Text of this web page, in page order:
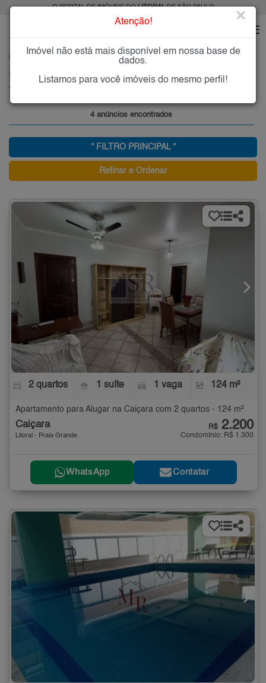
O PORTAL DE IMÓVEIS DOLITORALDE SÃO PAULO
PRAIA GRANDE
Imóveis para Alugar na Caiçara, Praia Grande, SP
Vila Caiçara - Praia Grande, Litoral
4 anúncios encontrados
* FILTRO PRINCIPAL *
Refinar e Ordenar
2 quartos 1 suíte 1 vaga 124 m²
Apartamento para Alugar na Caiçara com 2 quartos - 124 m²
Caiçara
Litoral - Praia Grande
R$ 2.200
Condomínio: R$ 1.300
WhatsApp Contatar
Atenção! ×
Imóvel não está mais disponível em nossa base de
dados.
Listamos para você imóveis do mesmo perfil!